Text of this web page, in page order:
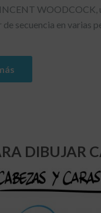
WOODCOCK,
secuencia en varias
DIBUJAR